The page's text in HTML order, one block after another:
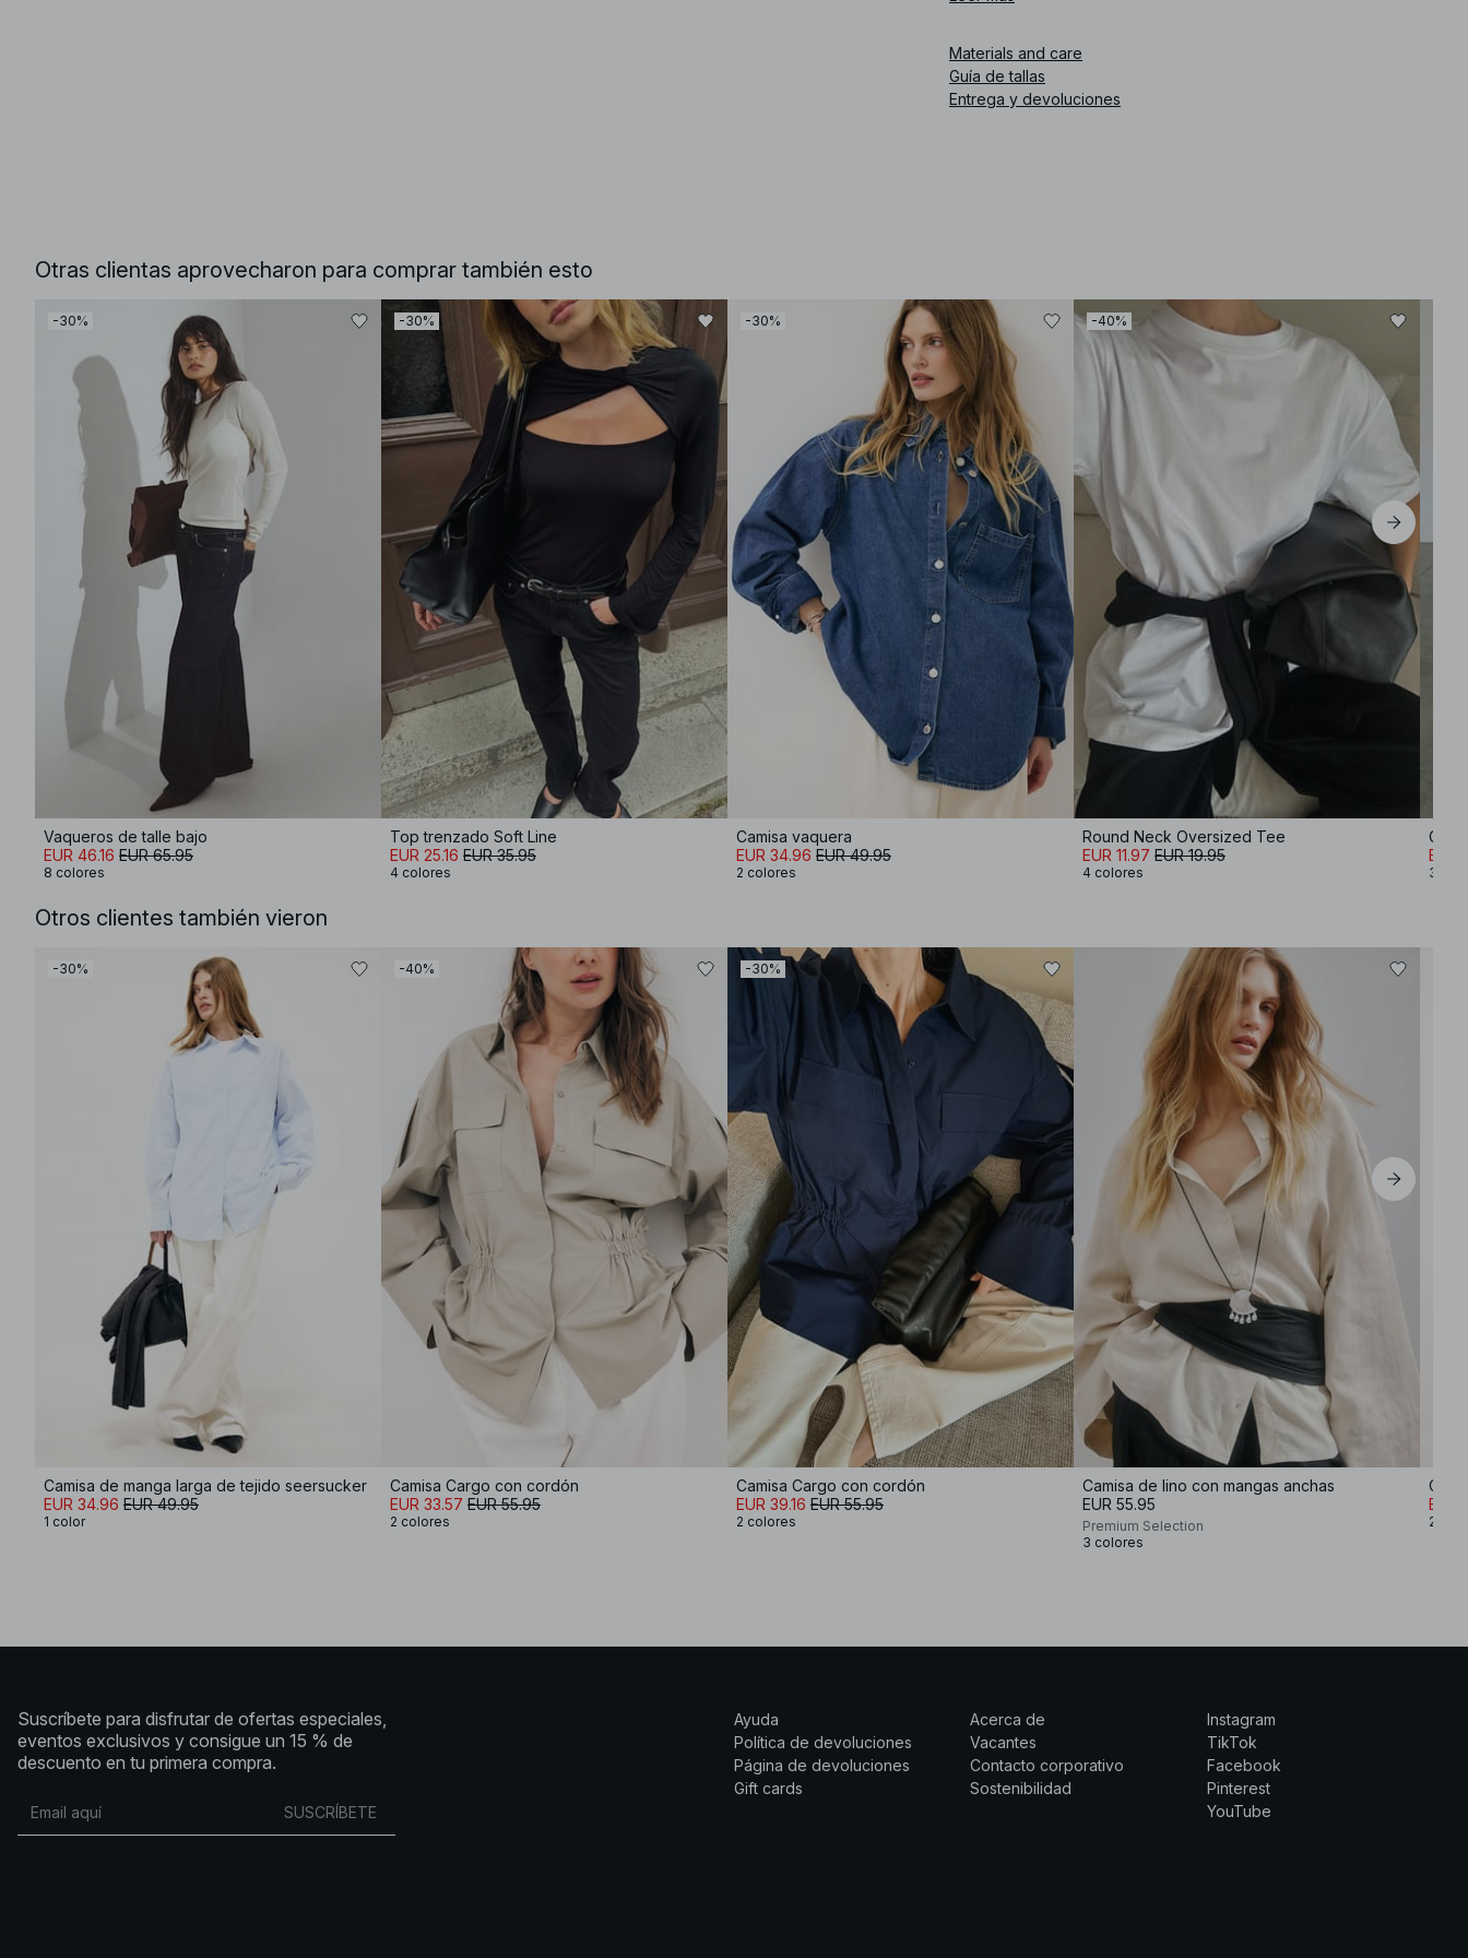
Materials and care
Guía de tallas
Entrega y devoluciones
Otras clientas aprovecharon para comprar también esto
-30%
Vaqueros de talle bajo
EUR 46.16 EUR 65.95
8 colores
-30%
Top trenzado Soft Line
EUR 25.16 EUR 35.95
4 colores
-30%
Camisa vaquera
EUR 34.96 EUR 49.95
2 colores
-40%
Round Neck Oversized Tee
EUR 11.97 EUR 19.95
4 colores
EUR
3
Otros clientes también vieron
-30%
Camisa de manga larga de tejido seersucker
EUR 34.96 EUR 49.95
1 color
-40%
Camisa Cargo con cordón
EUR 33.57 EUR 55.95
2 colores
-30%
Camisa Cargo con cordón
EUR 39.16 EUR 55.95
2 colores
Camisa de lino con mangas anchas
EUR 55.95
Premium Selection
3 colores
EUR
2
Suscríbete para disfrutar de ofertas especiales,
eventos exclusivos y consigue un 15 % de
descuento en tu primera compra.
SUSCRÍBETE
Ayuda
Política de devoluciones
Página de devoluciones
Gift cards
Acerca de
Vacantes
Contacto corporativo
Sostenibilidad
Instagram
TikTok
Facebook
Pinterest
YouTube